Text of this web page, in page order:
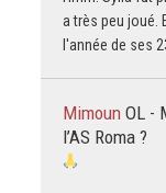
a très peu joué.
l'année de ses
Mimoun OL -
l’AS Roma ?